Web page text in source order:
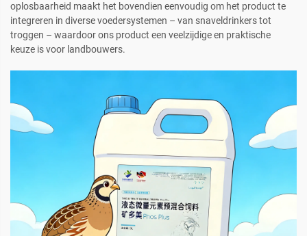
oplosbaarheid maakt het bovendien eenvoudig om het product te
integreren in diverse voedersystemen – van snaveldrinkers tot
troggen – waardoor ons product een veelzijdige en praktische
keuze is voor landbouwers.